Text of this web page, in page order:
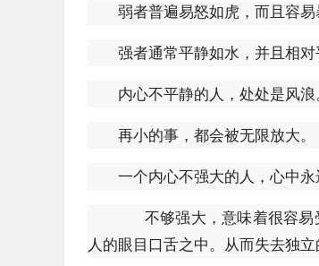
弱者普遍易怒如虎，而且容易
强者通常平静如水，并且相对
内心不平静的人，处处是风浪
再小的事，都会被无限放大。
一个内心不强大的人，心中永
不够强大，意味着很容易
人的眼目口舌之中。从而失去独